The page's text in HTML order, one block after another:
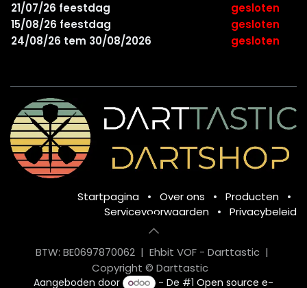
21/07/26 feestdag
gesloten
15/08/26 feestdag
gesloten
24/08/26 tem 30/08/2026
gesloten
Startpagina • Over ons • Producten
•
Servicevoorwaarden
• Privacybeleid
BTW: BE0697870062 | Ehbit VOF - Darttastic |
Copyright © Darttastic
Aangeboden door - De #1Open source e-